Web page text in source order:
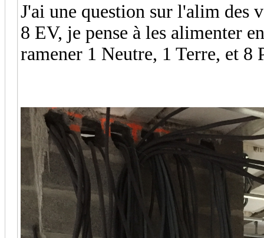
J'ai une question sur l'alim des
8 EV, je pense à les alimenter
ramener 1 Neutre, 1 Terre, et 8